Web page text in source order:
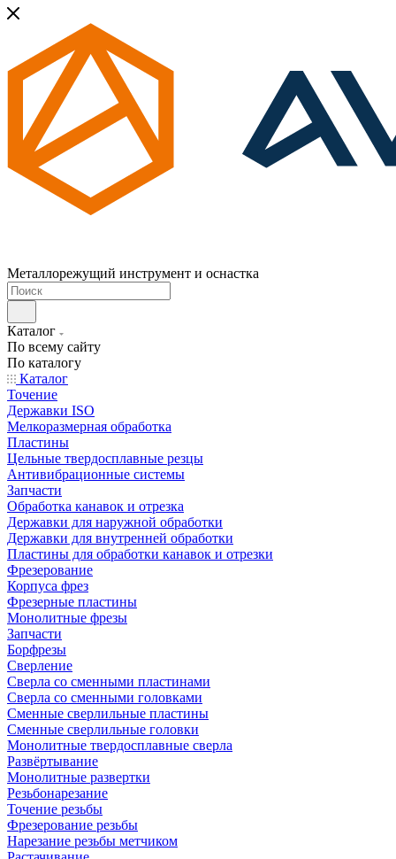
Металлорежущий инструмент и оснастка
Каталог
По всему сайту
По каталогу
Каталог
Точение
Державки ISO
Мелкоразмерная обработка
Пластины
Цельные твердосплавные резцы
Антивибрационные системы
Запчасти
Обработка канавок и отрезка
Державки для наружной обработки
Державки для внутренней обработки
Пластины для обработки канавок и отрезки
Фрезерование
Корпуса фрез
Фрезерные пластины
Монолитные фрезы
Запчасти
Борфрезы
Сверление
Сверла со сменными пластинами
Сверла со сменными головками
Сменные сверлильные пластины
Сменные сверлильные головки
Монолитные твердосплавные сверла
Развёртывание
Монолитные развертки
Резьбонарезание
Точение резьбы
Фрезерование резьбы
Нарезание резьбы метчиком